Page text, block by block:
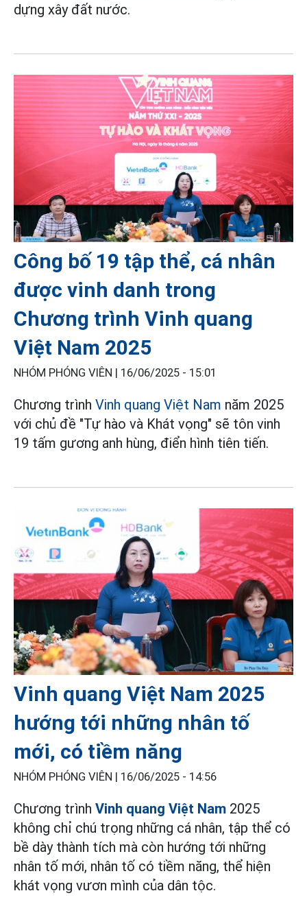
dựng xây đất nước.
Công bố 19 tập thể, cá nhân
được vinh danh trong
Chương trình Vinh quang
Việt Nam 2025
NHÓM PHÓNG VIÊN | 16/06/2025 - 15:01
Chương trình Vinh quang Việt Nam năm 2025
với chủ đề "Tự hào và Khát vọng" sẽ tôn vinh
19 tấm gương anh hùng, điển hình tiên tiến.
Vinh quang Việt Nam 2025
hướng tới những nhân tố
mới, có tiềm năng
NHÓM PHÓNG VIÊN | 16/06/2025 - 14:56
Chương trình Vinh quang Việt Nam 2025
không chỉ chú trọng những cá nhân, tập thể có
bề dày thành tích mà còn hướng tới những
nhân tố mới, nhân tố có tiềm năng, thể hiện
khát vọng vươn mình của dân tộc.